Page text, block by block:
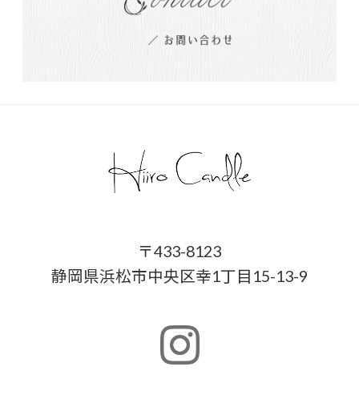
〒433-8123
静岡県浜松市中央区幸1丁目15-13-9